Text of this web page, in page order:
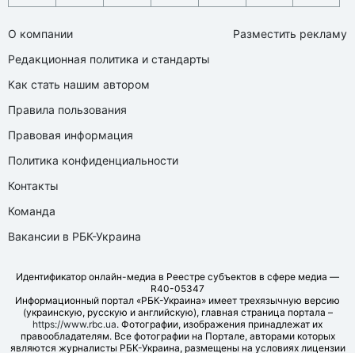
О компании
Редакционная политика и стандарты
Как стать нашим автором
Правила пользования
Правовая информация
Политика конфиденциальности
Контакты
Команда
Вакансии в РБК-Украина
Разместить рекламу
Идентификатор онлайн-медиа в Реестре субъектов в сфере медиа —
R40-05347
Информационный портал «РБК-Украина» имеет трехязычную версию
(украинскую, русскую и английскую), главная страница портала –
https://www.rbc.ua. Фотографии, изображения принадлежат их
правообладателям. Все фотографии на Портале, авторами которых
являются журналисты РБК-Украина, размещены на условиях лицензии